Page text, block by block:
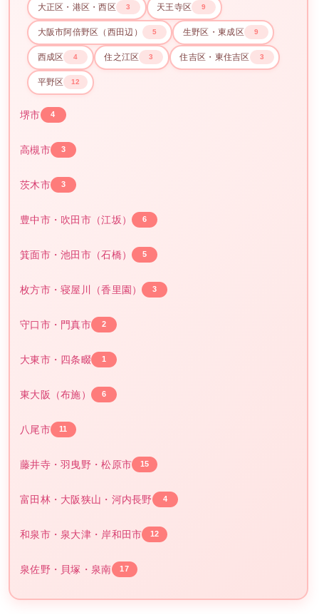
大正区・港区・西区 3 天王寺区 9
大阪市阿倍野区（西田辺） 5 生野区・東成区 9
西成区 4 住之江区 3 住吉区・東住吉区 3
平野区 12
堺市 4
高槻市 3
茨木市 3
豊中市・吹田市（江坂） 6
箕面市・池田市（石橋） 5
枚方市・寝屋川（香里園） 3
守口市・門真市 2
大東市・四条畷 1
東大阪（布施） 6
八尾市 11
藤井寺・羽曳野・松原市 15
富田林・大阪狭山・河内長野 4
和泉市・泉大津・岸和田市 12
泉佐野・貝塚・泉南 17